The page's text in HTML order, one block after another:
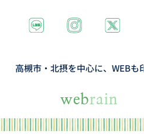
高槻市・北摂を中心に、WEB
webrain